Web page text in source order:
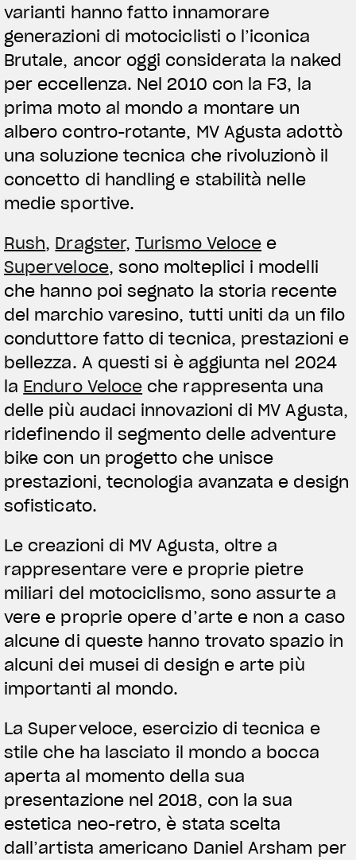
View now →
varianti hanno fatto innamorare
generazioni di motociclisti o l’iconica
Brutale, ancor oggi considerata la naked
per eccellenza. Nel 2010 con la F3, la
prima moto al mondo a montare un
albero contro-rotante, MV Agusta adottò
una soluzione tecnica che rivoluzionò il
concetto di handling e stabilità nelle
medie sportive.
Rush, Dragster,Turismo Veloce e
Superveloce, sono molteplici i modelli
che hanno poi segnato la storia recente
del marchio varesino, tutti uniti da un filo
conduttore fatto di tecnica, prestazioni e
bellezza. A questi si è aggiunta nel 2024
la Enduro Veloce che rappresenta una
delle più audaci innovazioni di MV Agusta,
ridefinendo il segmento delle adventure
bike con un progetto che unisce
prestazioni, tecnologia avanzata e design
sofisticato.
Le creazioni di MV Agusta, oltre a
rappresentare vere e proprie pietre
miliari del motociclismo, sono assurte a
vere e proprie opere d’arte e non a caso
alcune di queste hanno trovato spazio in
alcuni dei musei di design e arte più
importanti al mondo.
La Superveloce, esercizio di tecnica e
stile che ha lasciato il mondo a bocca
aperta al momento della sua
presentazione nel 2018, con la sua
estetica neo-retro, è stata scelta
dall’artista americano Daniel Arsham per